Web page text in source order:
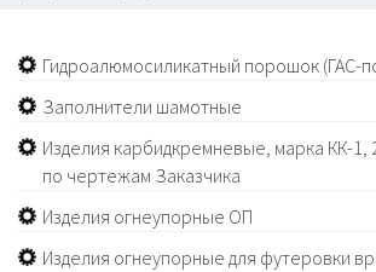
Гидроалюмосиликатный порошок (ГАС-
Заполнители шамотные
Изделия карбидкремневые, марка КК-1,
по чертежам Заказчика
Изделия огнеупорные ОП
Изделия огнеупорные для футеровки